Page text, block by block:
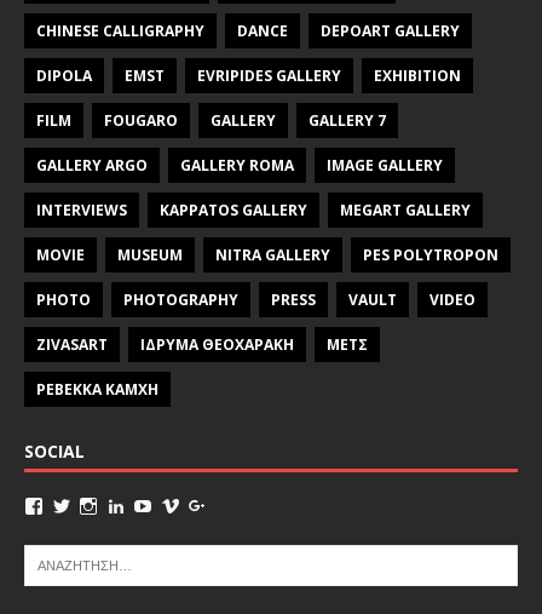
CHINESE CALLIGRAPHY DANCE DEPOART GALLERY
DIPOLA EMST EVRIPIDES GALLERY EXHIBITION
FILM FOUGARO GALLERY GALLERY 7
GALLERY ARGO GALLERY ROMA IMAGE GALLERY
INTERVIEWS KAPPATOS GALLERY MEGART GALLERY
MOVIE MUSEUM NITRA GALLERY PES POLYTROPON
PHOTO PHOTOGRAPHY PRESS VAULT VIDEO
ZIVASART ΙΔΡΥΜΑ ΘΕΟΧΑΡΑΚΗ ΜΕΤΣ
ΡΕΒΕΚΚΑ ΚΑΜΧΗ
SOCIAL